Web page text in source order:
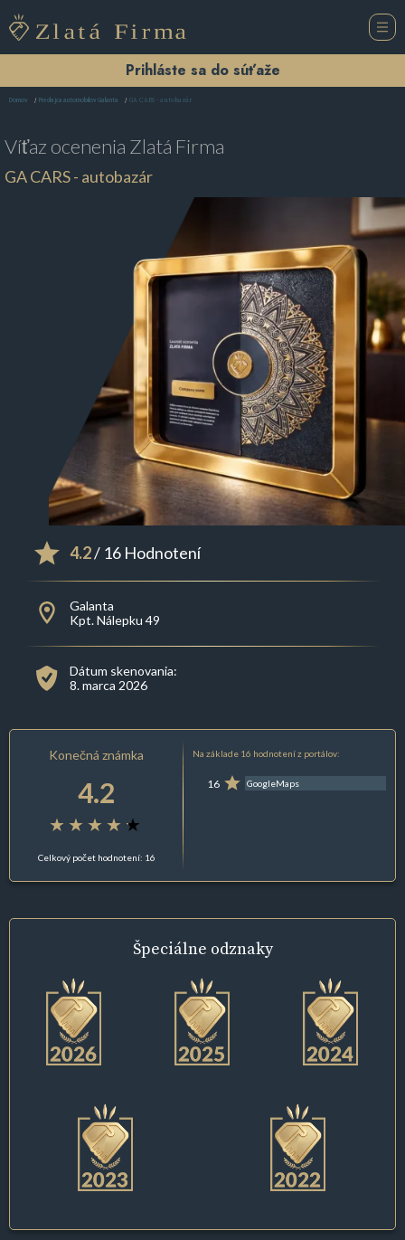
Prihláste sa do súťaže
Domov Predajca automobilov Galanta GA CARS - autobazár
Víťaz ocenenia Zlatá Firma
GA CARS - autobazár
4.2/ 16 Hodnotení
Galanta
Kpt. Nálepku 49
Dátum skenovania:
8. marca 2026
Konečná známka
4.2
Celkový počet hodnotení: 16
Na základe 16 hodnotení z portálov:
16 GoogleMaps
Špeciálne odznaky